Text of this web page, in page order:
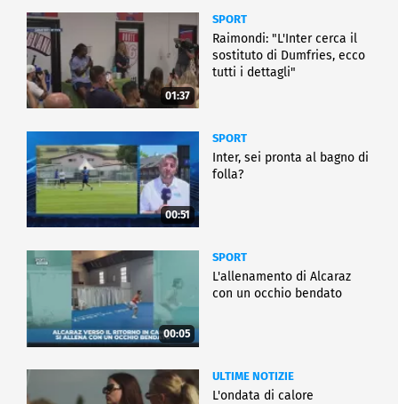
01:37
SPORT
Raimondi: "L'Inter cerca il
sostituto di Dumfries, ecco
tutti i dettagli"
00:51
SPORT
Inter, sei pronta al bagno di
folla?
00:05
SPORT
L'allenamento di Alcaraz
con un occhio bendato
ULTIME NOTIZIE
L'ondata di calore